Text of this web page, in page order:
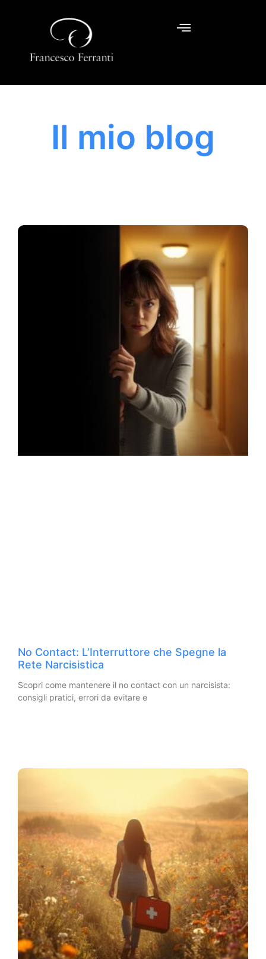
Il mio blog
No Contact: L’Interruttore che Spegne la
Rete Narcisistica
Scopri come mantenere il no contact con un narcisista:
consigli pratici, errori da evitare e